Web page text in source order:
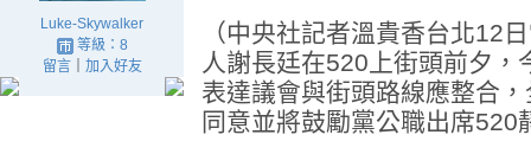
Luke-Skywalker
等級：8
留言｜ 加入好友
（中央社記者溫貴香台北12
人謝長廷在520上街頭前夕
表達議會與街頭路線應整合
同意並將鼓勵黨公職出席520